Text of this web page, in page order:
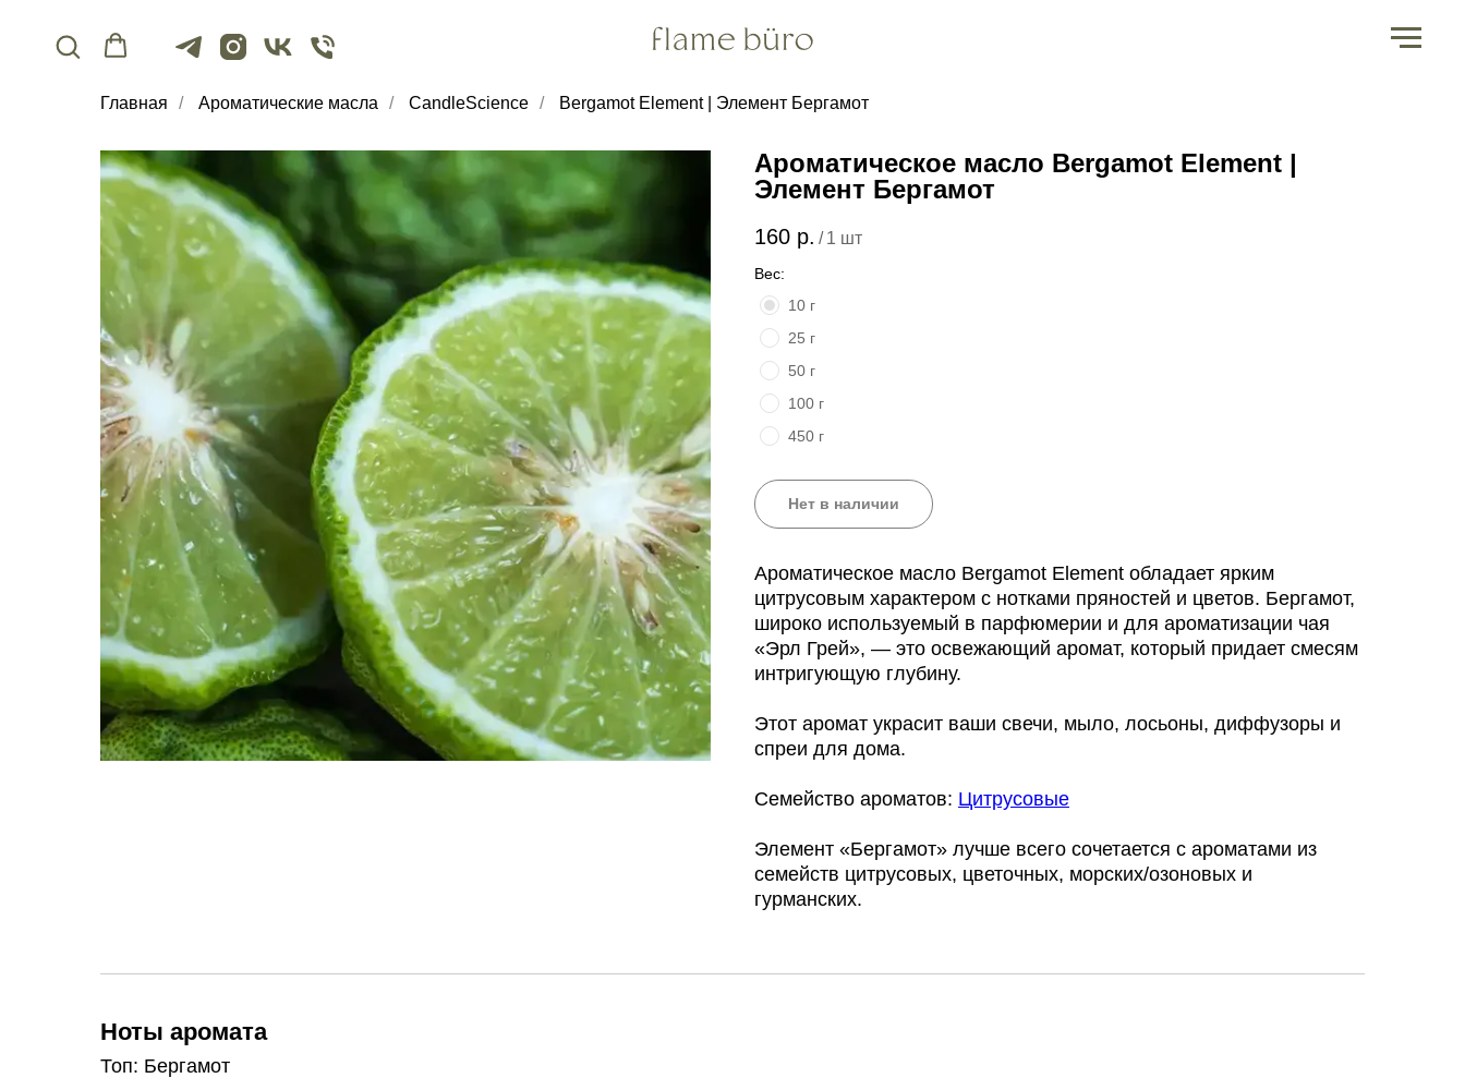
Главная / Ароматические масла / CandleScience / Bergamot Element | Элемент Бергамот
Ароматическое масло Bergamot Element |
Элемент Бергамот
160 р. / 1 шт
Вес:
10 г
25 г
50 г
100 г
450 г
Нет в наличии
Ароматическое масло Bergamot Element обладает ярким
цитрусовым характером с нотками пряностей и цветов. Бергамот,
широко используемый в парфюмерии и для ароматизации чая
«Эрл Грей», — это освежающий аромат, который придает смесям
интригующую глубину.
Этот аромат украсит ваши свечи, мыло, лосьоны, диффузоры и
спреи для дома.
Семейство ароматов: Цитрусовые
Элемент «Бергамот» лучше всего сочетается с ароматами из
семейств цитрусовых, цветочных, морских/озоновых и
гурманских.
Ноты аромата
Топ: Бергамот